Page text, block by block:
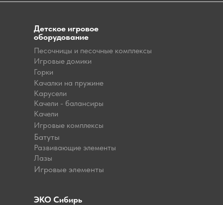
Развивающие элементы
Песочницы и песочные комплексы
Лазы
Качели - балансиры
Качели
Качалки на пружине
Карусели
Игровые комплексы
Игровые домики
Горки
Детское игровое
оборудование
ЭКО Сибирь
Батуты
Игровые элементы